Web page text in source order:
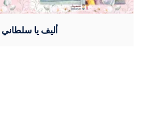
أليف يا سلطاني